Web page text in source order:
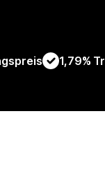
1,79%